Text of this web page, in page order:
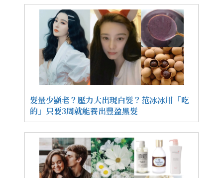
髮量少顯老？壓力大出現白髮？范冰冰用「吃
的」只要3周就能養出豐盈黑髮